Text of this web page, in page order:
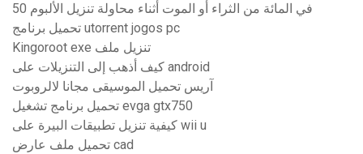
50 في المائة من الثراء أو الموت أثناء محاولة تنزيل الألبوم
تحميل برنامج utorrent jogos pc
Kingoroot exe تنزيل ملف
كيف أذهب إلى التنزيلات على android
آريس تحميل الموسيقى مجانا لالروبوت
تحميل برنامج تشغيل evga gtx750
كيفية تنزيل تطبيقات البيرة على wii u
تحميل ملف عارض cad